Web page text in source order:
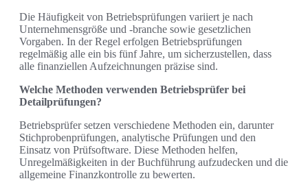
Die Häufigkeit von Betriebsprüfungen variiert je nach
Unternehmensgröße und -branche sowie gesetzlichen
Vorgaben. In der Regel erfolgen Betriebsprüfungen
regelmäßig alle ein bis fünf Jahre, um sicherzustellen, dass
alle finanziellen Aufzeichnungen präzise sind.
Welche Methoden verwenden Betriebsprüfer bei
Detailprüfungen?
Betriebsprüfer setzen verschiedene Methoden ein, darunter
Stichprobenprüfungen, analytische Prüfungen und den
Einsatz von Prüfsoftware. Diese Methoden helfen,
Unregelmäßigkeiten in der Buchführung aufzudecken und die
allgemeine Finanzkontrolle zu bewerten.